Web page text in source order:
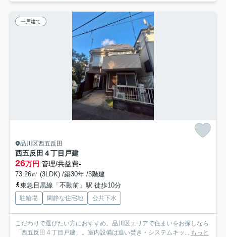
一戸建て
品川区西五反田
西五反田４丁目戸建
26万円 管理/共益費-
73.26㎡ (3LDK) /築30年 /3階建
東急目黒線「不動前」駅 徒歩10分
駐輪場 閑静な住宅地 公共下水
こだわりで選びたい方におすすめ。品川区エリアで住まいをお探しなら
「西五反田４丁目戸建」。室内設備は追い焚き・システムキッ... もっと